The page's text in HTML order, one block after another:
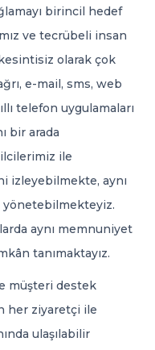
birincil hedef
ve tecrübeli insan
olarak çok
e-mail, sms, web
telefon uygulamaları
bir arada
ile
izleyebilmekte, aynı
yönetebilmekteyiz.
aynı memnuniyet
tanımaktayız.
müşteri destek
her ziyaretçi ile
ulaşılabilir